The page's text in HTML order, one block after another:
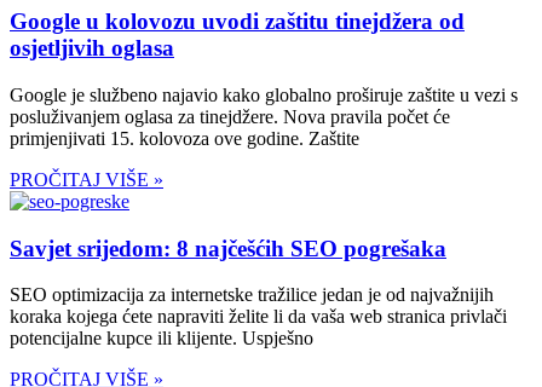
Google u kolovozu uvodi zaštitu tinejdžera od
osjetljivih oglasa
Google je službeno najavio kako globalno proširuje zaštite u vezi s
posluživanjem oglasa za tinejdžere. Nova pravila počet će
primjenjivati 15. kolovoza ove godine. Zaštite
PROČITAJ VIŠE »
Savjet srijedom: 8 najčešćih SEO pogrešaka
SEO optimizacija za internetske tražilice jedan je od najvažnijih
koraka kojega ćete napraviti želite li da vaša web stranica privlači
potencijalne kupce ili klijente. Uspješno
PROČITAJ VIŠE »